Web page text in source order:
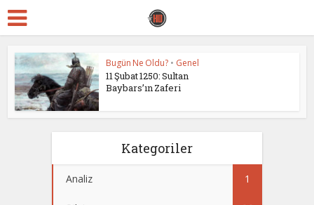
Bugün Ne Oldu? • Genel
11 Şubat 1250: Sultan
Baybars’ın Zaferi
Kategoriler
Analiz 1